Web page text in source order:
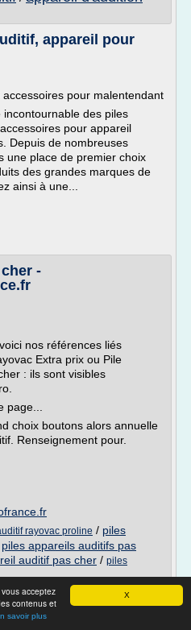
X
acceptez
contenus et
savoir plus
appareil pour
pour malentendant
des piles
pour appareil
Depuis de nombreuses
une place de premier choix
des grandes marques de
ainsi à une...
-
nos références liés
Extra prix ou Pile
: ils sont visibles
choix boutons alors annuelle
Renseignement pour.
rayovac proline / piles
piles appareils auditifs pas
auditif pas cher / piles
faire le bon choix